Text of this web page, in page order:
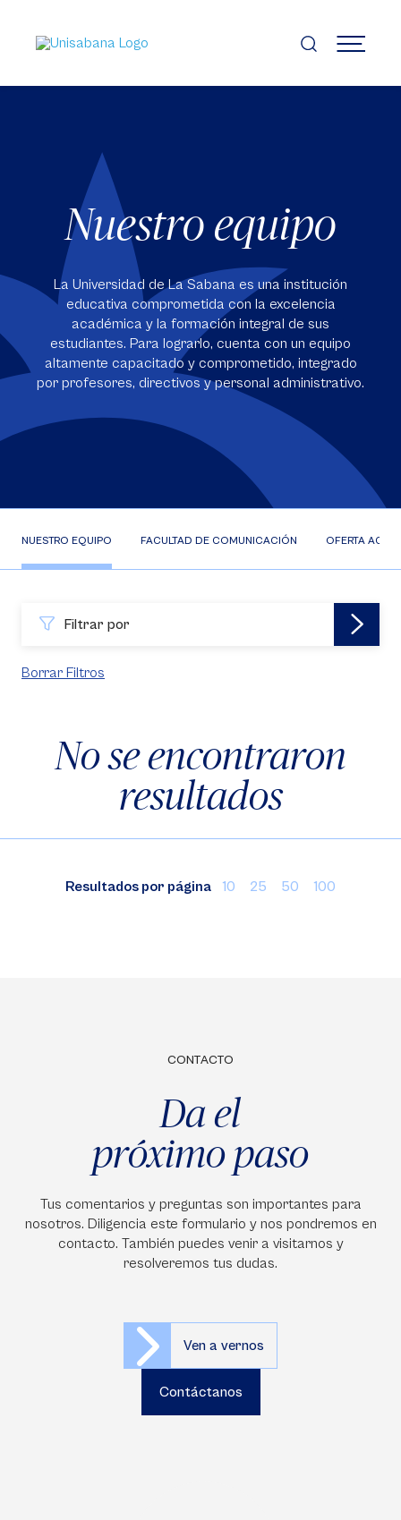
contenido
principal
MENÚ
Nuestro equipo
La Universidad de La Sabana es una institución
educativa comprometida con la excelencia
académica y la formación integral de sus
estudiantes. Para lograrlo, cuenta con un equipo
altamente capacitado y comprometido, integrado
por profesores, directivos y personal administrativo.
NUESTRO EQUIPO FACULTAD DE COMUNICACIÓN OFERTA
Filtrar por
Borrar Filtros
No se encontraron
resultados
Resultados por página 10 25 50 100
CONTACTO
Da el
próximo paso
Tus comentarios y preguntas son importantes para
nosotros. Diligencia este formulario y nos pondremos en
contacto. También puedes venir a visitarnos y
resolveremos tus dudas.
Ven a vernos
Contáctanos